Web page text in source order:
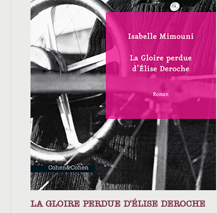
LA GLOIRE PERDUE D'ÉLISE DEROCHE